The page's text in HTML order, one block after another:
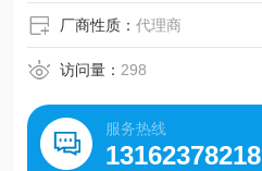
厂商性质：代理商
访问量： 298
服务热线
13162378218